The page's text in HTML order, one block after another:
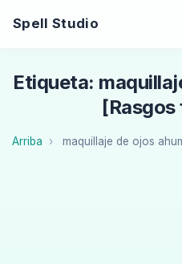
Spell Studio
Etiqueta:
Arriba maquillaje de ojos